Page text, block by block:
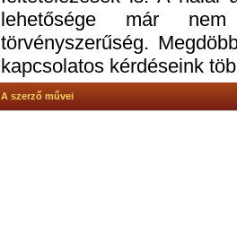
lehetősége már
törvényszerűség.
kapcsolatos kérdéseink
A szerző művei